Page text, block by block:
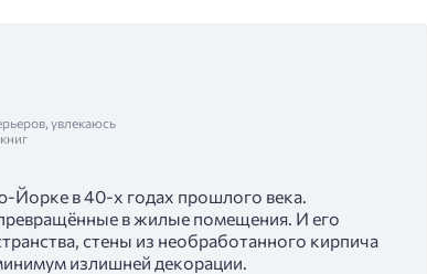
увлекаюсь
в 40-х годах прошлого века.
в жилые помещения. И его
стены из необработанного кирпича
излишней декорации.